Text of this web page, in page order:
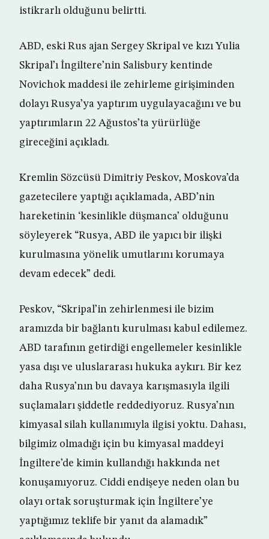
istikrarlı olduğunu belirtti.
ABD, eski Rus ajan Sergey Skripal ve kızı Yulia
Skripal’ı İngiltere’nin Salisbury kentinde
Novichok maddesi ile zehirleme girişiminden
dolayı Rusya’ya yaptırım uygulayacağını ve bu
yaptırımların 22 Ağustos’ta yürürlüğe
gireceğini açıkladı.
Kremlin Sözcüsü Dimitriy Peskov, Moskova’da
gazetecilere yaptığı açıklamada, ABD’nin
hareketinin ‘kesinlikle düşmanca’ olduğunu
söyleyerek “Rusya, ABD ile yapıcı bir ilişki
kurulmasına yönelik umutlarını korumaya
devam edecek” dedi.
Peskov, “Skripal’in zehirlenmesi ile bizim
aramızda bir bağlantı kurulması kabul edilemez.
ABD tarafının getirdiği engellemeler kesinlikle
yasa dışı ve uluslararası hukuka aykırı. Bir kez
daha Rusya’nın bu davaya karışmasıyla ilgili
suçlamaları şiddetle reddediyoruz. Rusya’nın
kimyasal silah kullanımıyla ilgisi yoktu. Dahası,
bilgimiz olmadığı için bu kimyasal maddeyi
İngiltere’de kimin kullandığı hakkında net
konuşamıyoruz. Ciddi endişeye neden olan bu
olayı ortak soruşturmak için İngiltere’ye
yaptığımız teklife bir yanıt da alamadık”